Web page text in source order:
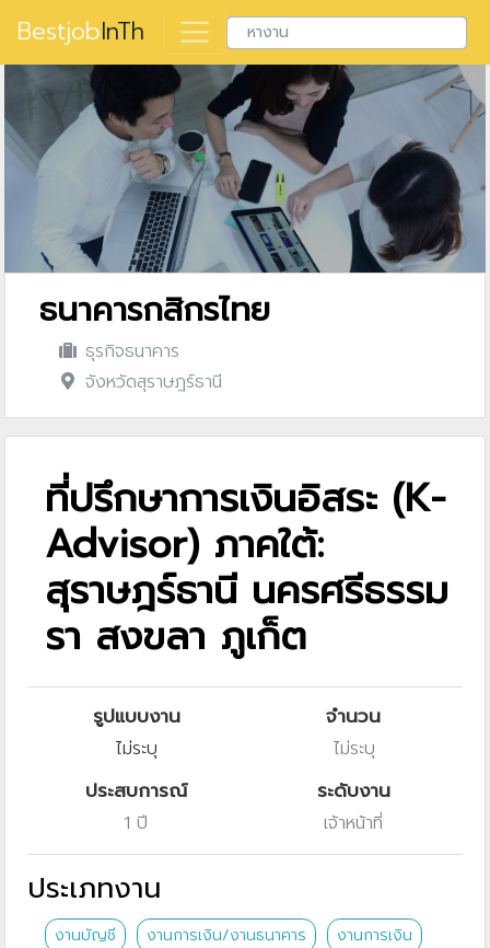
BestjobInTh
ธนาคารกสิกรไทย
ธุรกิจธนาคาร
จังหวัดสุราษฎร์ธานี
ที่ปรึกษาการเงินอิสระ (K-
Advisor) ภาคใต้:
สุราษฎร์ธานี นครศรีธรรม
รา สงขลา ภูเก็ต
รูปแบบงาน
ไม่ระบุ
จำนวน
ไม่ระบุ
ประสบการณ์
1 ปี
ระดับงาน
เจ้าหน้าที่
ประเภทงาน
งานบัญชี งานการเงิน/งานธนาคาร
งานการเงิน